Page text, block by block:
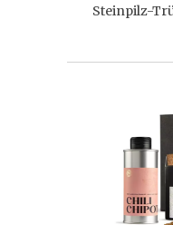
Steinpilz-